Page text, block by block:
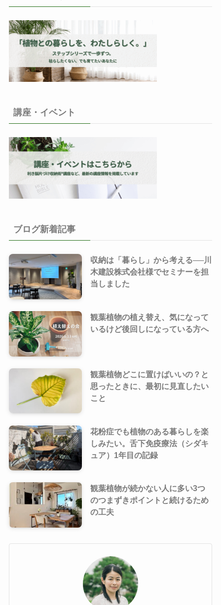
講座・イベント
ブログ新着記事
収納は「暮らし」から考える──川
木建設株式会社様でセミナーを担
当しました
観葉植物の植え替え、気になって
いるけど後回しになっている方へ
観葉植物どこに置けばいいの？と
思ったときに、最初に見直したい
こと
花粉症でも植物のある暮らしを楽
しみたい。舌下免疫療法（シダキ
ュア）1年目の記録
観葉植物が続かない人に多い3つ
のつまずきポイントと続けるため
の工夫